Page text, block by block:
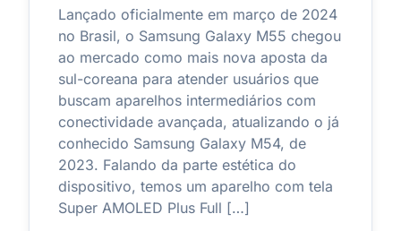
Lançado oficialmente em março de 2024
no Brasil, o Samsung Galaxy M55 chegou
ao mercado como mais nova aposta da
sul-coreana para atender usuários que
buscam aparelhos intermediários com
conectividade avançada, atualizando o já
conhecido Samsung Galaxy M54, de
2023. Falando da parte estética do
dispositivo, temos um aparelho com tela
Super AMOLED Plus Full […]